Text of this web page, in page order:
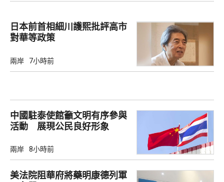
日本前首相細川護熙批評高市
對華等政策
兩岸 7小時前
中國駐泰使館籲文明有序參與
活動 展現公民良好形象
兩岸 8小時前
美法院阻華府將藥明康德列軍